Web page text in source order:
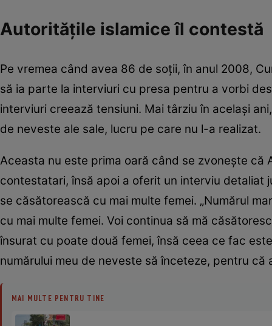
Autoritățile islamice îl contestă
Pe vremea când avea 86 de soții, în anul 2008,
să ia parte la interviuri cu presa pentru a vorbi
interviuri creează tensiuni. Mai târziu în același
de neveste ale sale, lucru pe care nu l-a realizat.
Aceasta nu este prima oară când se zvonește
contestatari, însă apoi a oferit un interviu detaliat
se căsătorească cu mai multe femei. „Numărul
cu mai multe femei. Voi continua să mă
însurat cu poate două femei, însă ceea ce fac
numărului meu de neveste să înceteze, pentru că
MAI MULTE PENTRU TINE